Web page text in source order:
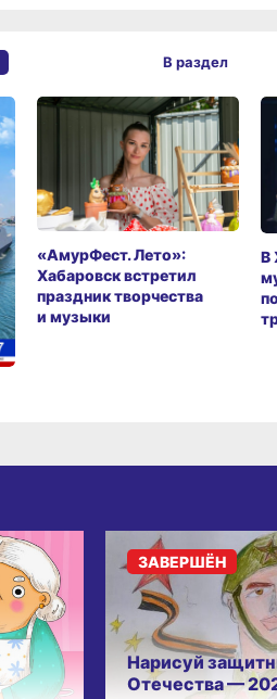
«АмурФест. Лето»:
Хабаровск встретил
праздник творчества
и музыки
В
В раздел
Нарисуй
Отечества —
ЗАВЕРШЁН